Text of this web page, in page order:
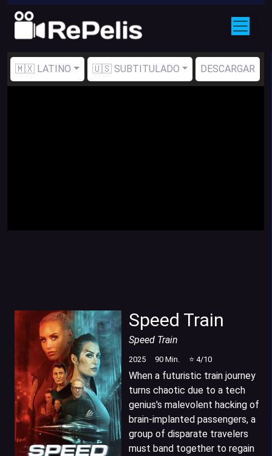
🇲🇽 LATINO 🇺🇸 SUBTITULADO DESCARGAR
Speed Train
Speed Train
2025 90 Min. ⭐ 4/10
When a futuristic train journey
turns chaotic due to a tech
genius's malevolent hacking of
brain-implanted passengers, a
group of disparate travelers
must band together to regain